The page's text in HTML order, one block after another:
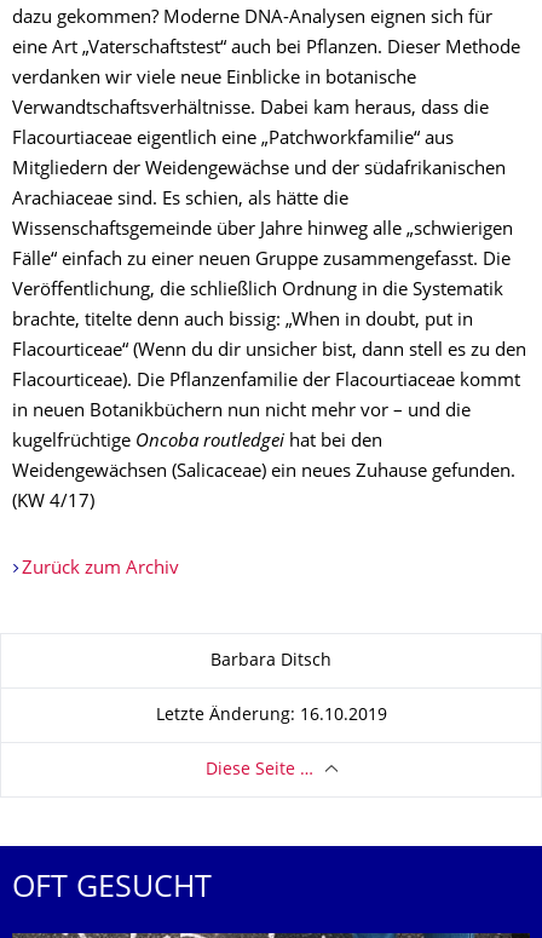
dazu gekommen? Moderne DNA-Analysen eignen sich für
eine Art „Vaterschaftstest“ auch bei Pflanzen. Dieser Methode
verdanken wir viele neue Einblicke in botanische
Verwandtschaftsverhältnisse. Dabei kam heraus, dass die
Flacourtiaceae eigentlich eine „Patchworkfamilie“ aus
Mitgliedern der Weidengewächse und der südafrikanischen
Arachiaceae sind. Es schien, als hätte die
Wissenschaftsgemeinde über Jahre hinweg alle „schwierigen
Fälle“ einfach zu einer neuen Gruppe zusammengefasst. Die
Veröffentlichung, die schließlich Ordnung in die Systematik
brachte, titelte denn auch bissig: „When in doubt, put in
Flacourticeae“ (Wenn du dir unsicher bist, dann stell es zu den
Flacourticeae). Die Pflanzenfamilie der Flacourtiaceae kommt
in neuen Botanikbüchern nun nicht mehr vor – und die
kugelfrüchtige Oncoba routledgei hat bei den
Weidengewächsen (Salicaceae) ein neues Zuhause gefunden.
(KW 4/17)
Zurück zum Archiv
Barbara Ditsch
Letzte Änderung: 16.10.2019
Diese Seite …
OFT GESUCHT